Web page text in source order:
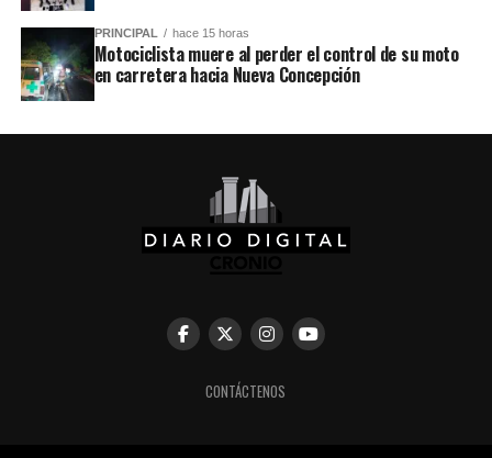
PRINCIPAL hace 15 horas
Motociclista muere al perder el control de su moto
en carretera hacia Nueva Concepción
CONTÁCTENOS